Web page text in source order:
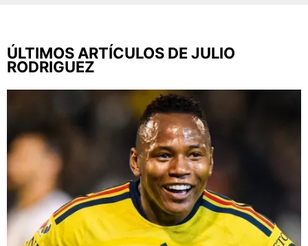
Términos y Condiciones
Política Editorial
Ad Choices
América Monumental, al igual que Futbol Sites,
es una compañía perteneciente a Better
Collective. Todos los derechos reservados.
ÚLTIMOS ARTÍCULOS DE JULIO
RODRIGUEZ